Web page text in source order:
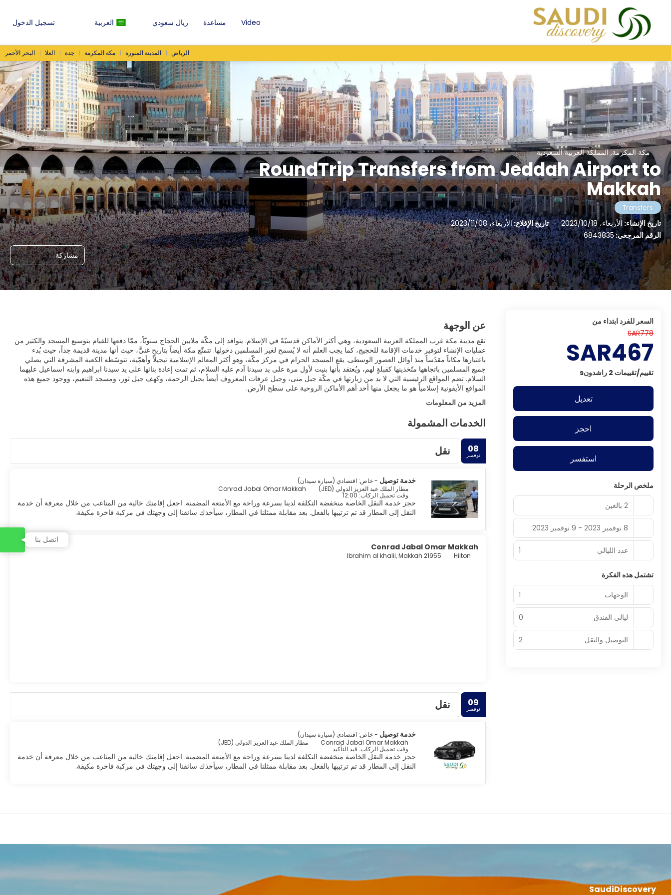
مساعدة ريال سعودي العربية تسجيل الدخول
الرياض المدينة المنورة مكة المكرمة جدة العلا البحر الأحمر
مكة المكرمة, المملكة العربية السعودية
RoundTrip Transfers from Jeddah Airport to
Makkah
Transfers
تاريخ الإنشاء:الأربعاء، 2023/10/18 - تاريخ الإقلاع:الأربعاء، 2023/11/08
الرقم المرجعي:6843835
مشاركة
عن الوجهة
تقع مدينة مكة غرب المملكة العربية السعودية، وهي أكثر الأماكن قدسيّةً في الإسلام. يتوافد إلى مكّة ملايين الحجاج سنويّاً، ممّا دفعها للقيام بتوسيع المسجد والكثير من
عمليات الإنشاء لتوفير خدمات الإقامة للحجيج، كما يجب العلم أنه لا يُسمح لغير المسلمين دخولها. تتمتّع مكة أيضاً بتاريخٍ غنيًّ، حيث أنها مدينة قديمة جداً، حيث بُدء
باعتبارها مكاناً مقدّساً منذ أوائل العصور الوسطى. يقع المسجد الحرام في مركز مكّة، وهو أكثر المعالم الإسلامية تبجيلاً وأهمّية، تتوسّطه الكعبة المشرفة التي يصلي
جميع المسلمين باتجاهها متّخذينها كقبلةٍ لهم، ويُعتقد بأنها بنيت لأول مرة على يد سيدنا آدم عليه السلام، ثم تمت إعادة بنائها على يد سيدنا ابراهيم وابنه اسماعيل عليهما
السلام. تضم المواقع الرئيسية التي لا بد من زيارتها في مكّة جبل منى، وجبل عرفات المعروف أيضاً بجبل الرحمة، وكهف جبل ثور، ومسجد التنعيم، ووجود جميع هذه
المواقع الأيقونية إسلامياً هو ما يجعل منها أحد أهم الأماكن الروحية على سطح الأرض.
المزيد من المعلومات
الخدمات المشمولة
08
نوفمبر نقل
خدمة توصيل - خاص: اقتصادي (سيارة سيدان)
مطار الملك عبد العزيز الدولي (JED)
Conrad Jabal Omar Makkah
وقت تحميل الركاب: 12:00
حجز خدمة النقل الخاصة منخفضة التكلفة لدينا بسرعة وراحة مع الأمتعة المضمنة. اجعل إقامتك خالية من المتاعب من خلال معرفة أن خدمة
النقل إلى المطار قد تم ترتيبها بالفعل. بعد مقابلة ممثلنا في المطار، سيأخذك سائقنا إلى وجهتك في مركبة فاخرة مكيفة.
Conrad Jabal Omar Makkah
Hilton
Ibrahim al khalil, Makkah 21955
09
نوفمبر نقل
خدمة توصيل - خاص: اقتصادي (سيارة سيدان)
Conrad Jabal Omar Makkah
مطار الملك عبد العزيز الدولي (JED)
وقت تحميل الركاب: قيد التأكيد
حجز خدمة النقل الخاصة منخفضة التكلفة لدينا بسرعة وراحة مع الأمتعة المضمنة. اجعل إقامتك خالية من المتاعب من خلال معرفة أن خدمة
النقل إلى المطار قد تم ترتيبها بالفعل. بعد مقابلة ممثلنا في المطار، سيأخذك سائقنا إلى وجهتك في مركبة فاخرة مكيفة.
السعر للفرد ابتداء من
SAR778
SAR467
تقييم/تقييمات 2 راشدونs
تعديل
احجز
استفسر
ملخص الرحلة
2 بالغين
8 نوفمبر 2023 - 9 نوفمبر 2023
عدد الليالي 1
تشتمل هذه الفكرة
الوجهات
1
ليالي الفندق 0
التوصيل والنقل 2
SaudiDiscovery
اتصل بنا